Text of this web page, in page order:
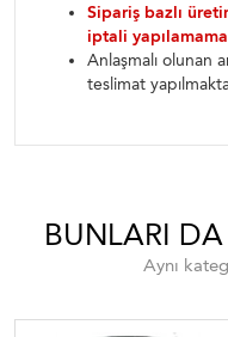
Sipariş bazlı
iptali
Anlaşmalı olunan
teslimat
BUNLARI
Aynı